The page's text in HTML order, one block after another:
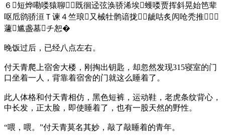
６短烨嘞喽猿聊既徊迳弦涣骄浠埃蠖喽贾挥斜晃始笆辈
呕卮鹆骄洹Ｔ谏４竺琅又械牡鹘谙拢龇咕炙闶呛秃推
蘧尴盏墓チ恕�
晚饭过后，已经八点左右。
付天青爬上宿舍大楼，刚掏出钥匙，却忽然发现315寝室的门
口坐着一人，背靠着宿舍的门就这么睡着了。
此人体格和付天青相仿，黑色短裤，运动鞋，老虎条纹背心，
中长发，正太脸，即使睡着了，也有一股天然的野性。
“喂，喂。”付天青莫名其妙，敲了敲睡着的青年。